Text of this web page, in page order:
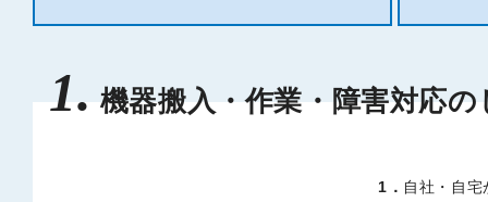
1.機器搬入・作業・障害対応の
1． 自社・自